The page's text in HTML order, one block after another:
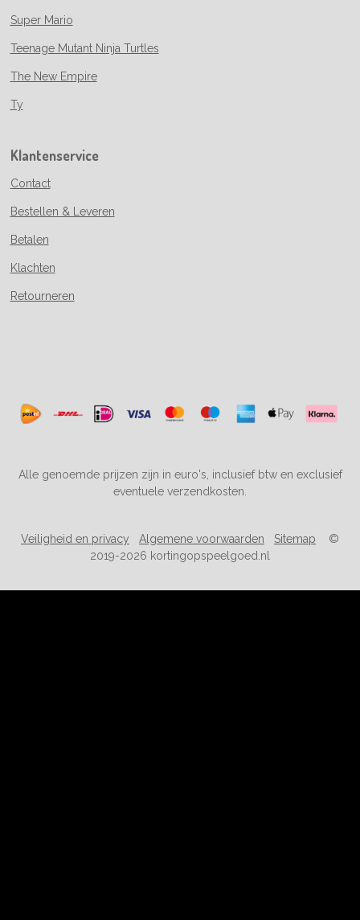
Super Mario
Teenage Mutant Ninja Turtles
The New Empire
Ty
Klantenservice
Contact
Bestellen & Leveren
Betalen
Klachten
Retourneren
Alle genoemde prijzen zijn in euro's, inclusief btw en exclusief
eventuele verzendkosten.
Veiligheid en privacy Algemene voorwaarden Sitemap ©
2019-2026 kortingopspeelgoed.nl